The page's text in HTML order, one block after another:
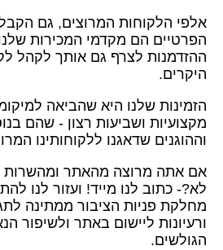
אלפי הלקוחות המרוצים, גם
הפרטיים הם מקדמי המכירות
ההזדמנות לצרף גם אותך לקהל
היקרים.
הזמינות שלנו היא שהביאה
מקצועיות ושביעות רצון - שהם
וההוגנים שדאגנו ללקוחותינו
אם אתה מרוצה מהאתר
לא?- כתוב לנו מייד! ועזור לנו
מחלקת פניות הציבור ממתינה
ורעיונות ליישום באתר ולשיפור
הגולשים.